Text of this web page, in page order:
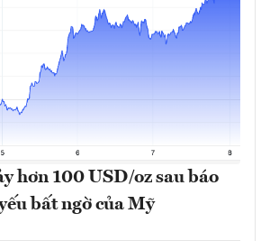
hơn 100 USD/oz sau báo
bất ngờ của Mỹ